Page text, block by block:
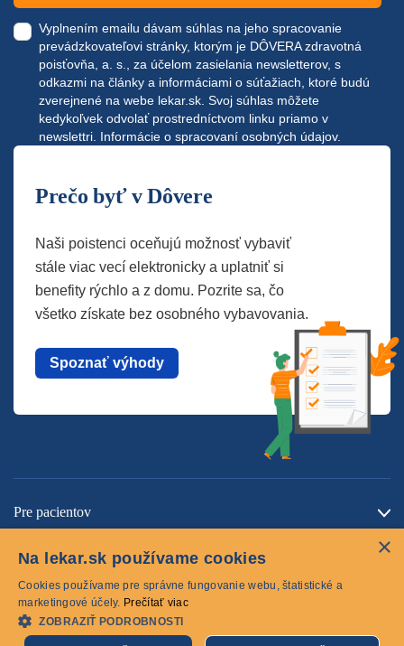
Vyplnením emailu dávam súhlas na jeho spracovanie
prevádzkovateľovi stránky, ktorým je DÔVERA zdravotná
poisťovňa, a. s., za účelom zasielania newsletterov, s
odkazmi na články a informáciami o súťažiach, ktoré budú
zverejnené na webe lekar.sk. Svoj súhlas môžete
kedykoľvek odvolať prostredníctvom linku priamo v
newslettri. Informácie o spracovaní osobných údajov.
Prečo byť v Dôvere
Naši poistenci oceňujú možnosť vybaviť
stále viac vecí elektronicky a uplatniť si
benefity rýchlo a z domu. Pozrite sa, čo
všetko získate bez osobného vybavovania.
Spoznať výhody
Pre pacientov
Cookies
×
Na lekar.sk používame cookies
Cookies používame pre správne fungovanie webu, štatistické a
marketingové účely. Prečítať viac
ZOBRAZIŤ PODROBNOSTI